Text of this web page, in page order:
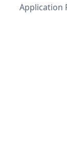
Application